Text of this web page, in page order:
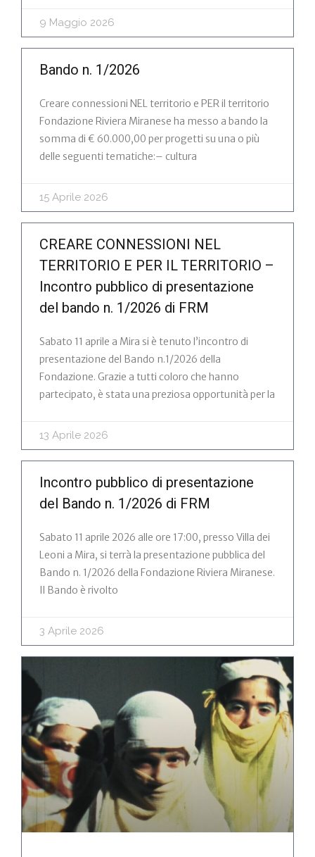
9 Maggio 2026
Bando n. 1/2026
Creare connessioni NEL territorio e PER il territorio
Fondazione Riviera Miranese ha messo a bando la
somma di € 60.000,00 per progetti su una o più
delle seguenti tematiche:– cultura
15 Aprile 2026
CREARE CONNESSIONI NEL
TERRITORIO E PER IL TERRITORIO –
Incontro pubblico di presentazione
del bando n. 1/2026 di FRM
Sabato 11 aprile a Mira si è tenuto l’incontro di
presentazione del Bando n.1/2026 della
Fondazione. Grazie a tutti coloro che hanno
partecipato, è stata una preziosa opportunità per la
13 Aprile 2026
Incontro pubblico di presentazione
del Bando n. 1/2026 di FRM
Sabato 11 aprile 2026 alle ore 17:00, presso Villa dei
Leoni a Mira, si terrà la presentazione pubblica del
Bando n. 1/2026 della Fondazione Riviera Miranese.
Il Bando è rivolto
3 Aprile 2026